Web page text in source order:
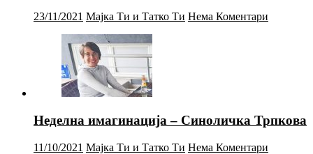
23/11/2021 Мајка Ти и Татко Ти Нема Коментари
Неделна имагинација – Синоличка Трпкова
11/10/2021 Мајка Ти и Татко Ти Нема Коментари